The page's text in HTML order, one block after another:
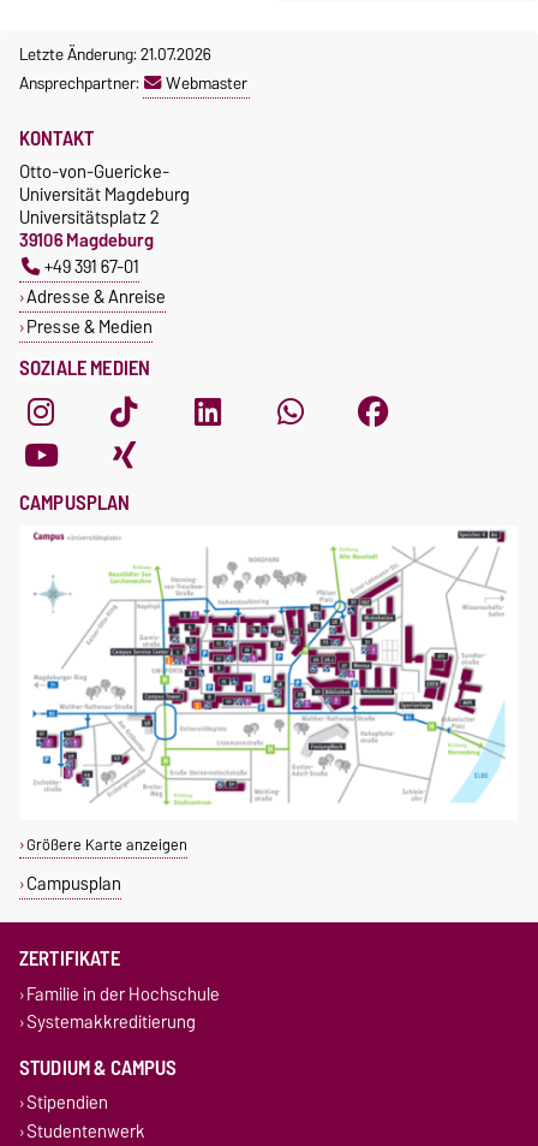
Letzte Änderung: 21.07.2026
Ansprechpartner:
Webmaster
SOZIALE MEDIEN
KONTAKT
Otto-von-Guericke-
Universität Magdeburg
Universitätsplatz 2
39106 Magdeburg
+49 391 67-01
Adresse & Anreise
Presse & Medien
CAMPUSPLAN
Größere Karte anzeigen
Campusplan
ZERTIFIKATE
Familie in der Hochschule
Systemakkreditierung
STUDIUM & CAMPUS
Stipendien
Studentenwerk